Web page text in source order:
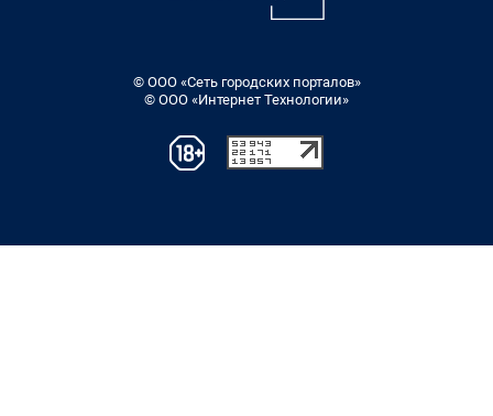
© ООО «Сеть городских порталов»
© ООО «Интернет Технологии»